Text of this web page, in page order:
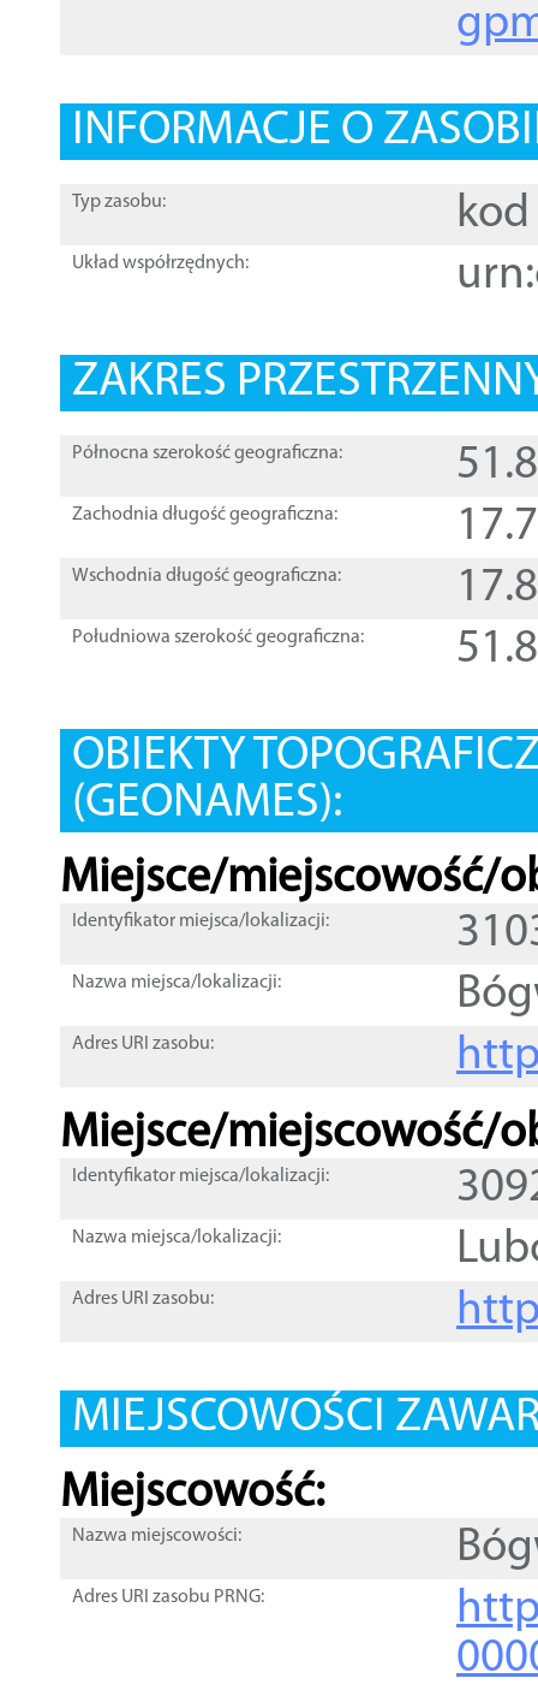
INFORMACJE O
Typ zasobu: kod
Układ współrzędnych:
ZAKRES
Północna szerokość geograficzna:
Zachodnia długość geograficzna:
Wschodnia długość geograficzna:
Południowa szerokość geograficzna:
OBIEKTY
(GEONAMES):
Miejsce/miejscowość/
Identyfikator miejsca/lokalizacji:
Nazwa miejsca/lokalizacji:
Adres URI zasobu:
Miejsce/miejscowość/
Identyfikator miejsca/lokalizacji:
Nazwa miejsca/lokalizacji:
Adres URI zasobu:
MIEJSCOWOŚCI
Miejscowość:
Nazwa miejscowości:
Adres URI zasobu PRNG: